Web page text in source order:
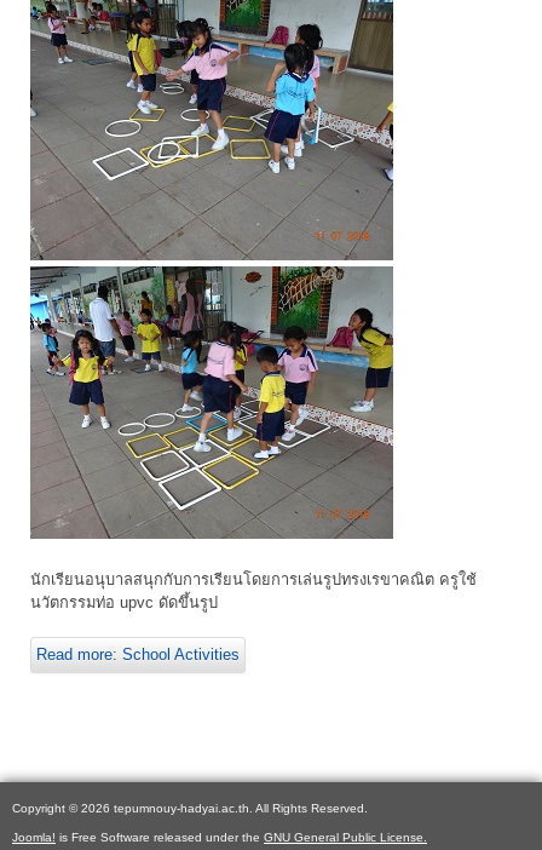
นักเรียนอนุบาลสนุกกับการเรียนโดยการเล่นรูปทรงเรขาคณิต ครูใช้
นวัตกรรมท่อ upvc ดัดขึ้นรูป
Read more: School Activities
Copyright © 2026 tepumnouy-hadyai.ac.th. All Rights Reserved.
Joomla! is Free Software released under the GNU General Public License.